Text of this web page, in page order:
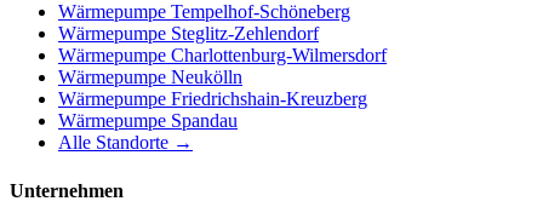
Wärmepumpe Tempelhof-Schöneberg
Wärmepumpe Steglitz-Zehlendorf
Wärmepumpe Charlottenburg-Wilmersdorf
Wärmepumpe Neukölln
Wärmepumpe Friedrichshain-Kreuzberg
Wärmepumpe Spandau
Alle Standorte →
Unternehmen